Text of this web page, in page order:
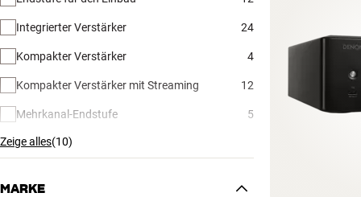
Integrierter Verstärker 24
Kompakter Verstärker 4
Kompakter Verstärker mit Streaming 12
Mehrkanal-Endstufe 5
Zeige alles(10)
MARKE